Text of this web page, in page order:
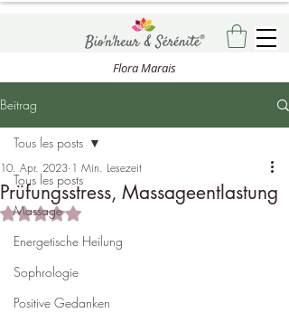
Flora Marais
Beitrag
Tous les posts
Massage
Energetische Heilung
Sophrologie
Positive Gedanken
Tous les posts
Prüfungsstress, Massageentlastung
10. Apr. 2023 1 Min. Lesezeit
Mit NaN von 5 Sternen bewertet.